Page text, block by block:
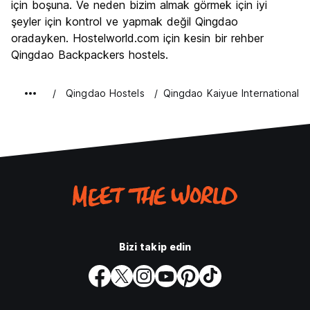
için boşuna. Ve neden bizim almak görmek için iyi
şeyler için kontrol ve yapmak değil Qingdao
oradayken. Hostelworld.com için kesin bir rehber
Qingdao Backpackers hostels.
Qingdao Hostels Qingdao Kaiyue International
Bizi takip edin